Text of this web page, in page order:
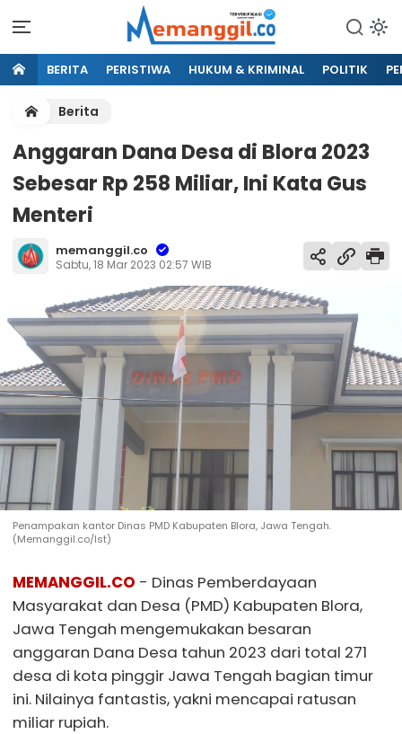
BERITA PERISTIWA HUKUM & KRIMINAL POLITIK
Berita
Anggaran Dana Desa di Blora 2023
Sebesar Rp 258 Miliar, Ini Kata Gus
Menteri
memanggil.co
Sabtu, 18 Mar 2023 02:57 WIB
Penampakan kantor Dinas PMD Kabupaten Blora, Jawa Tengah.
(Memanggil.co/Ist)
MEMANGGIL.CO - Dinas Pemberdayaan
Masyarakat dan Desa (PMD) Kabupaten Blora,
Jawa Tengah mengemukakan besaran
anggaran Dana Desa tahun 2023 dari total 271
desa di kota pinggir Jawa Tengah bagian timur
ini. Nilainya fantastis, yakni mencapai ratusan
miliar rupiah.